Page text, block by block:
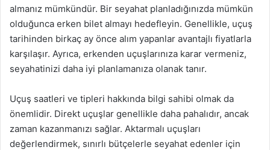
almanız mümkündür. Bir seyahat planladığınızda mümkün
olduğunca erken bilet almayı hedefleyin. Genellikle, uçuş
tarihinden birkaç ay önce alım yapanlar avantajlı fiyatlarla
karşılaşır. Ayrıca, erkenden uçuşlarınıza karar vermeniz,
seyahatinizi daha iyi planlamanıza olanak tanır.
Uçuş saatleri ve tipleri hakkında bilgi sahibi olmak da
önemlidir. Direkt uçuşlar genellikle daha pahalıdır, ancak
zaman kazanmanızı sağlar. Aktarmalı uçuşları
değerlendirmek, sınırlı bütçelerle seyahat edenler için